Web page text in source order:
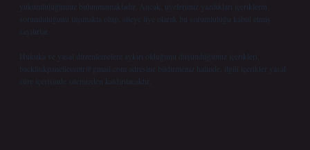
yükümlülüğümüz bulunmamaktadır. Ancak, üyelerimiz yazdıkları içeriklerin
sorumluluğunu taşımakta olup, siteye üye olarak bu sorumluluğu kabul etmiş
sayılırlar.
Hukuka ve yasal düzenlemelere aykırı olduğunu düşündüğünüz içerikleri,
backlinkpanelicomtr@gmail.com
adresine bildirmeniz halinde, ilgili içerikler yasal
süre içerisinde sitemizden kaldırılacaktır.